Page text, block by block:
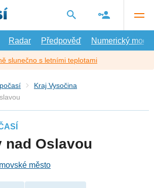
Radar Předpověď Numerický model
slunečno s letními teplotami
Kraj Vysočina
nad Oslavou
město